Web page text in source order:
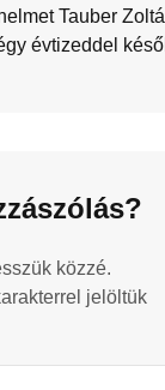
Tauber
évtizeddel
közzé.
jelöltük